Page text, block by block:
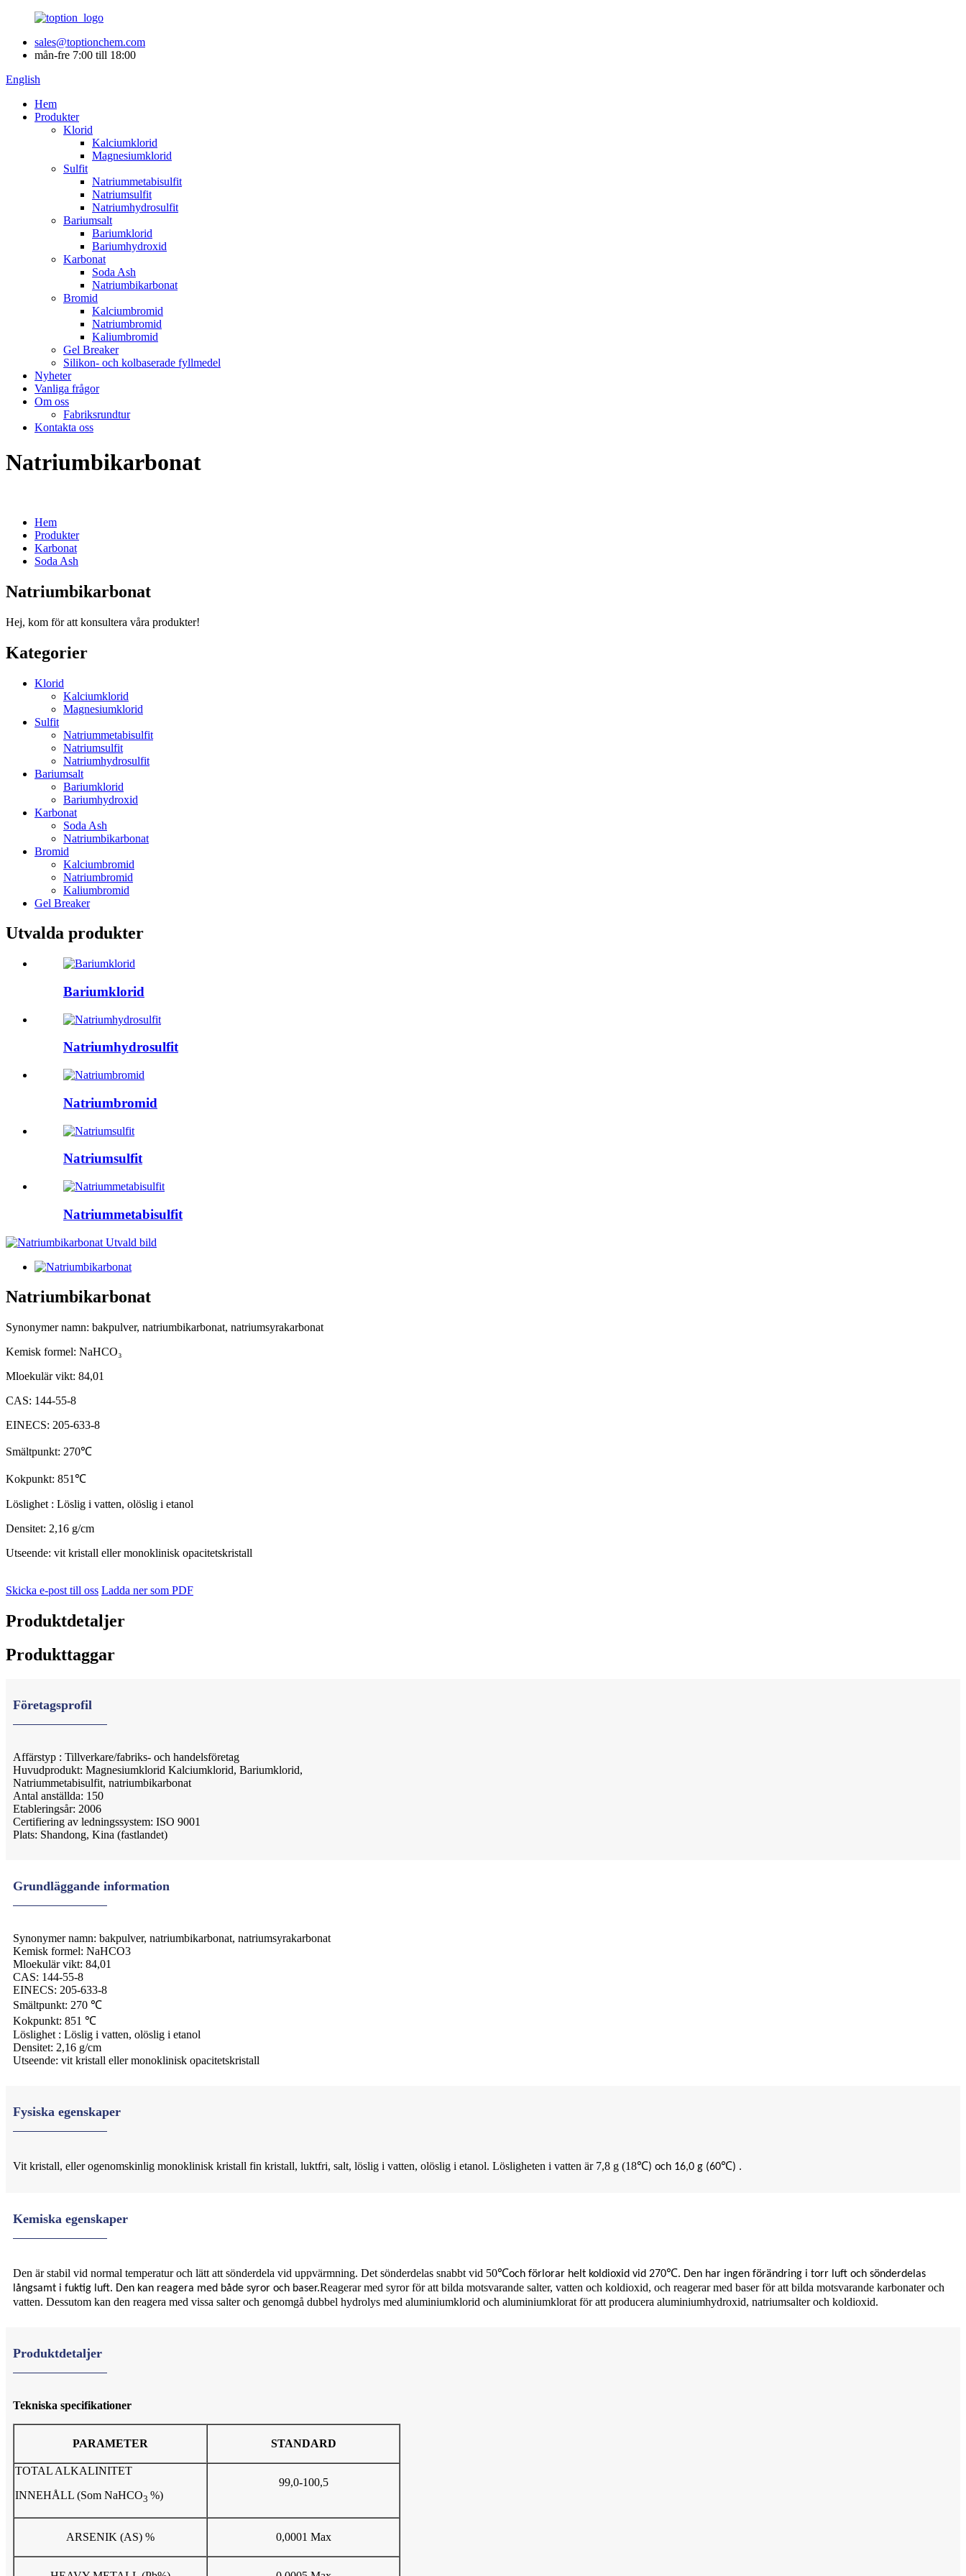
sales@toptionchem.com
mån-fre 7:00 till 18:00
English
Hem
Produkter
Klorid
Kalciumklorid
Magnesiumklorid
Sulfit
Natriummetabisulfit
Natriumsulfit
Natriumhydrosulfit
Bariumsalt
Bariumklorid
Bariumhydroxid
Karbonat
Soda Ash
Natriumbikarbonat
Bromid
Kalciumbromid
Natriumbromid
Kaliumbromid
Gel Breaker
Silikon- och kolbaserade fyllmedel
Nyheter
Vanliga frågor
Om oss
Fabriksrundtur
Kontakta oss
Natriumbikarbonat
Hem
Produkter
Karbonat
Soda Ash
Natriumbikarbonat
Hej, kom för att konsultera våra produkter!
Kategorier
Klorid
Kalciumklorid
Magnesiumklorid
Sulfit
Natriummetabisulfit
Natriumsulfit
Natriumhydrosulfit
Bariumsalt
Bariumklorid
Bariumhydroxid
Karbonat
Soda Ash
Natriumbikarbonat
Bromid
Kalciumbromid
Natriumbromid
Kaliumbromid
Gel Breaker
Utvalda produkter
Bariumklorid
Natriumhydrosulfit
Natriumbromid
Natriumsulfit
Natriummetabisulfit
Natriumbikarbonat
Synonymer namn: bakpulver, natriumbikarbonat, natriumsyrakarbonat
Kemisk formel: NaHCO₃
Mloekulär vikt: 84,01
CAS: 144-55-8
EINECS: 205-633-8
Smältpunkt: 270℃
Kokpunkt: 851 ℃
Löslighet : Löslig i vatten, olöslig i etanol
Densitet: 2,16 g/cm
Utseende: vit kristall eller monoklinisk opacitetskristall
Skicka e-post till oss Ladda ner som PDF
Produktdetaljer
Produkttaggar
Företagsprofil
Affärstyp : Tillverkare/fabriks- och handelsföretag
Huvudprodukt: Magnesiumklorid Kalciumklorid, Bariumklorid,
Natriummetabisulfit, natriumbikarbonat
Antal anställda: 150
Etableringsår: 2006
Certifiering av ledningssystem: ISO 9001
Plats: Shandong, Kina (fastlandet)
Grundläggande information
Synonymer namn: bakpulver, natriumbikarbonat, natriumsyrakarbonat
Kemisk formel: NaHCO3
Mloekulär vikt: 84,01
CAS: 144-55-8
EINECS: 205-633-8
Smältpunkt: 270 ℃
Kokpunkt: 851 ℃
Löslighet : Löslig i vatten, olöslig i etanol
Densitet: 2,16 g/cm
Utseende: vit kristall eller monoklinisk opacitetskristall
Fysiska egenskaper
Vit kristall, eller ogenomskinlig monoklinisk kristall fin kristall, luktfri, salt, löslig i vatten, olöslig i etanol. Lösligheten i vatten är 7,8 g (18℃) och 16,0 g (60℃) .
Kemiska egenskaper
Den är stabil vid normal temperatur och lätt att sönderdela vid uppvärmning. Det sönderdelas snabbt vid 50℃och förlorar helt koldioxid vid 270℃. Den har ingen förändring i torr luft och sönderdelas
långsamt i fuktig luft. Den kan reagera med både syror och baser.Reagerar med syror för att bilda motsvarande salter, vatten och koldioxid, och reagerar med baser för att bilda motsvarande karbonater och
vatten. Dessutom kan den reagera med vissa salter och genomgå dubbel hydrolys med aluminiumklorid och aluminiumklorat för att producera aluminiumhydroxid, natriumsalter och koldioxid.
Produktdetaljer
Tekniska specifikationer
PARAMETER STANDARD
TOTAL ALKALINITET
INNEHÅLL (Som NaHCO3 %)
99,0-100,5
ARSENIK (AS) % 0,0001 Max